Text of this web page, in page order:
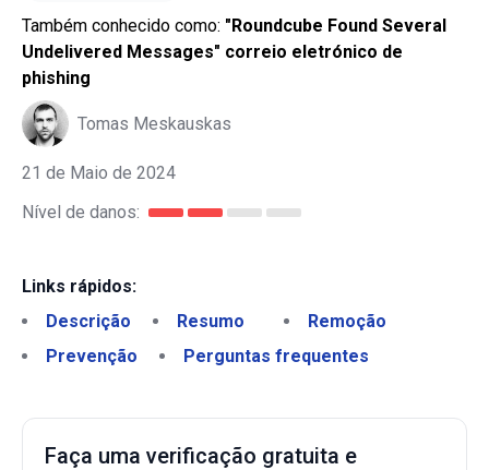
Também conhecido como: "Roundcube Found Several
Undelivered Messages" correio eletrónico de
phishing
Tomas Meskauskas
21 de Maio de 2024
Nível de danos:
Links rápidos:
Descrição
Resumo
Remoção
Prevenção
Perguntas frequentes
Faça uma verificação gratuita e